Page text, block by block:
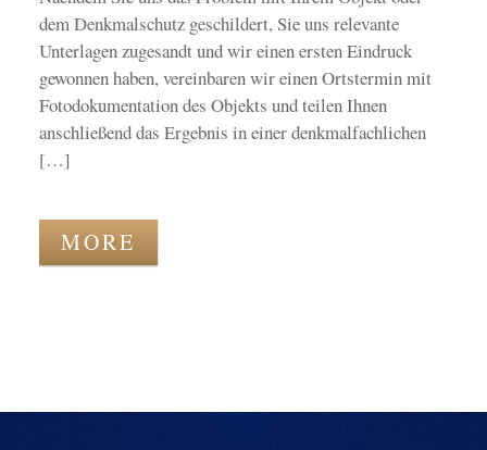
dem Denkmalschutz geschildert, Sie uns relevante
Unterlagen zugesandt und wir einen ersten Eindruck
gewonnen haben, vereinbaren wir einen Ortstermin mit
Fotodokumentation des Objekts und teilen Ihnen
anschließend das Ergebnis in einer denkmalfachlichen
[…]
MORE